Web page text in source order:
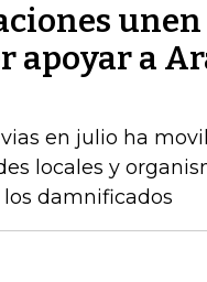
unen
apoyar a
en julio ha
locales y
damnificados